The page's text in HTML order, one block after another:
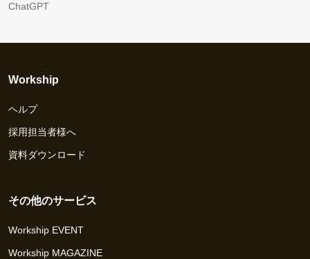
ChatGPT
Workship
ヘルプ
採用担当者様へ
資料ダウンロード
その他のサービス
Workship EVENT
Workship MAGAZINE